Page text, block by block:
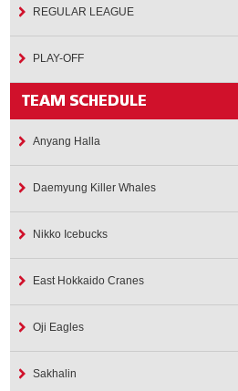
REGULAR LEAGUE
PLAY-OFF
Anyang Halla
Daemyung Killer Whales
Nikko Icebucks
East Hokkaido Cranes
Oji Eagles
Sakhalin